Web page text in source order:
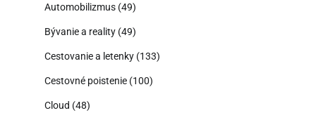
Automobilizmus (49)
Bývanie a reality (49)
Cestovanie a letenky (133)
Cestovné poistenie (100)
Cloud (48)